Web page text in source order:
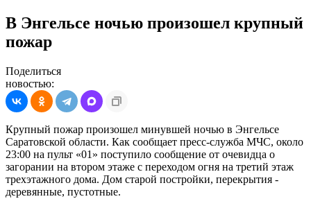
В Энгельсе ночью произошел крупный
пожар
Поделиться
новостью:
Крупный пожар произошел минувшей ночью в Энгельсе
Саратовской области. Как сообщает пресс-служба МЧС, около
23:00 на пульт «01» поступило сообщение от очевидца о
загорании на втором этаже с переходом огня на третий этаж
трехэтажного дома. Дом старой постройки, перекрытия -
деревянные, пустотные.